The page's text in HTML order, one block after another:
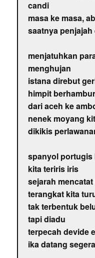
candi
masa ke masa,
saatnya
menjatuhkan
menghujan
istana direbut
himpit
dari aceh ke
nenek moyang
dikikis
spanyol portugis
kita teriris iris
sejarah
terangkat kita
tak terbentuk
tapi diadu
terpecah devide
ika datang segera